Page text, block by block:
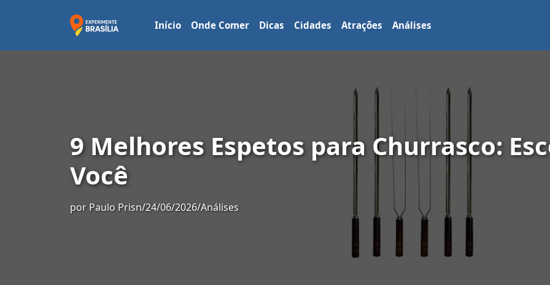
Início Onde Comer Dicas Cidades Atrações Análises
9 Melhores Espetos para Churrasco:
Você
por Paulo Prisn/24/06/2026/Análises